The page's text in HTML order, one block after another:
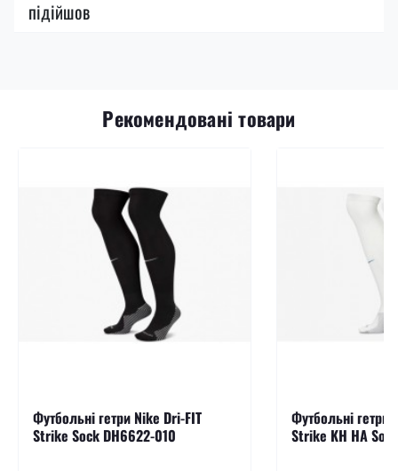
підійшов
Рекомендовані товари
Футбольні гетри Nike Dri-FIT
Strike Sock DH6622-010
Футбольні гетри
Strike KH HA